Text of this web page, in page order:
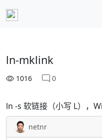
ln-mklink
1016 0
ln -s 软链接（小写 L），
netnr